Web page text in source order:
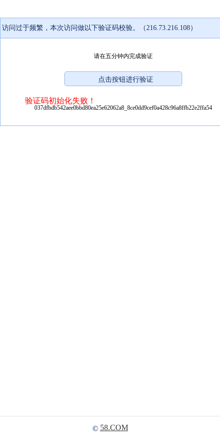
访问过于频繁，本次访问做以下验证码校验。（216.73.216.108）
请在五分钟内完成验证
验证码初始化失败！
037dfbdb542aee0bbd80ea25e62062a8_8ce0dd9cef0a428c96a8ffb22e2ffa54
© 58.COM